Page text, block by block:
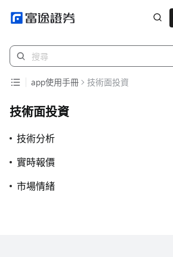
app使用手冊 技術面投資
技術面投資
技術分析
實時報價
市場情緒